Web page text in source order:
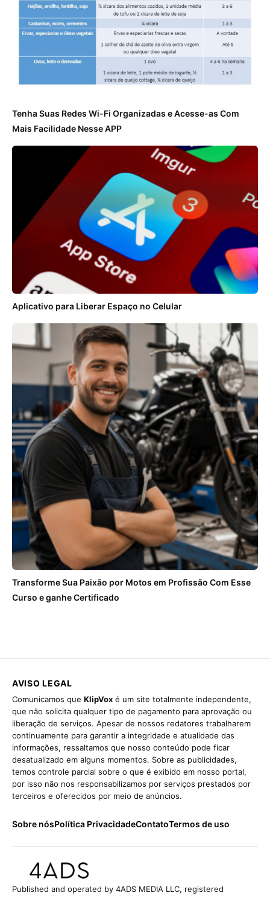
Tenha Suas Redes Wi-Fi Organizadas e Acesse-as Com
Mais Facilidade Nesse APP
Aplicativo para Liberar Espaço no Celular
Transforme Sua Paixão por Motos em Profissão Com Esse
Curso e ganhe Certificado
AVISO LEGAL
Comunicamos que KlipVox é um site totalmente independente,
que não solicita qualquer tipo de pagamento para aprovação ou
liberação de serviços. Apesar de nossos redatores trabalharem
continuamente para garantir a integridade e atualidade das
informações, ressaltamos que nosso conteúdo pode ficar
desatualizado em alguns momentos. Sobre as publicidades,
temos controle parcial sobre o que é exibido em nosso portal,
por isso não nos responsabilizamos por serviços prestados por
terceiros e oferecidos por meio de anúncios.
Sobre nósPolítica PrivacidadeContatoTermos de uso
Published and operated by 4ADS MEDIA LLC, registered